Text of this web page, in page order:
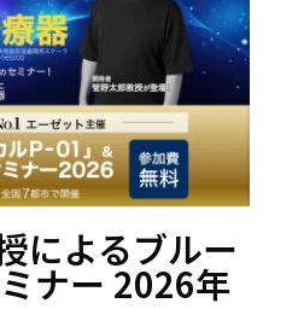
によるブルー
ナー 2026年